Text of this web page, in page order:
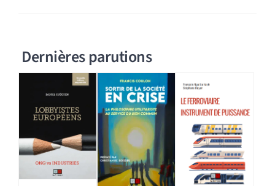
Dernières parutions